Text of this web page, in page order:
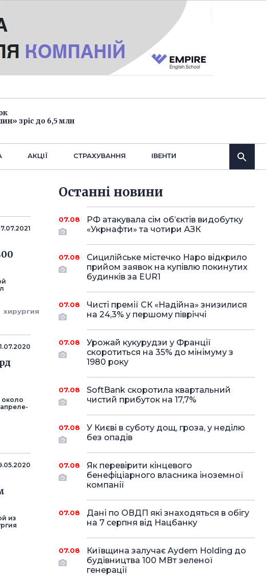
зріс до 6,5 млн
АКЦІЇ СТРАХУВАННЯ IВЕНТИ
хирургия
около
из
Останнi новини
07.08
РФ атакувала сім об’єктів видобутку
«Укрнафти» та чотири АЗК
07.08
Сицилійське містечко Наро відкрило
прийом заявок на купівлю покинутих
будинків за EUR1
07.08
Чисті премії СК «Надійна» знизилися
на 24,3% у першому півріччі
07.08
Урожай кукурудзи у Франції
скоротиться на 35% до мінімуму з
1980 року
07.08
SoftBank скоротила квартальний
чистий прибуток на 17,7%
07.08
У Києві в суботу дощ, гроза, у неділю
без опадів
07.08
Як перевірити кінцевого
бенефіціарного власника іноземної
компанії
07.08
Дані по ОВДП які знаходяться в обігу
на 7 серпня від Нацбанку
07.08
Київщина залучає Aydem Holding до
будівництва 100 МВт зеленої
генерації